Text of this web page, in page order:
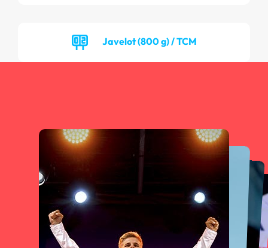
Javelot (800 g) / TCM